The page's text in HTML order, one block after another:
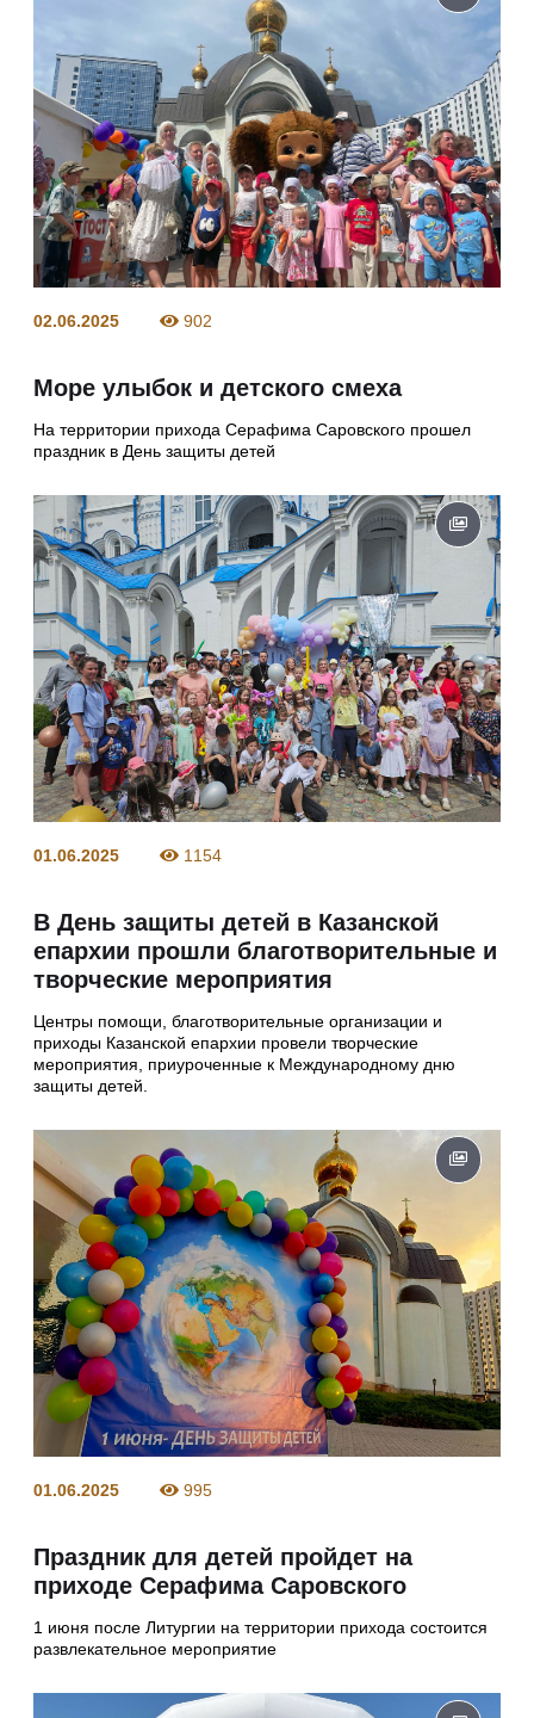
02.06.2025 902
Море улыбок и детского смеха
На территории прихода Серафима Саровского прошел
праздник в День защиты детей
01.06.2025 1154
В День защиты детей в Казанской
епархии прошли благотворительные и
творческие мероприятия
Центры помощи, благотворительные организации и
приходы Казанской епархии провели творческие
мероприятия, приуроченные к Международному дню
защиты детей.
01.06.2025 995
Праздник для детей пройдет на
приходе Серафима Саровского
1 июня после Литургии на территории прихода состоится
развлекательное мероприятие